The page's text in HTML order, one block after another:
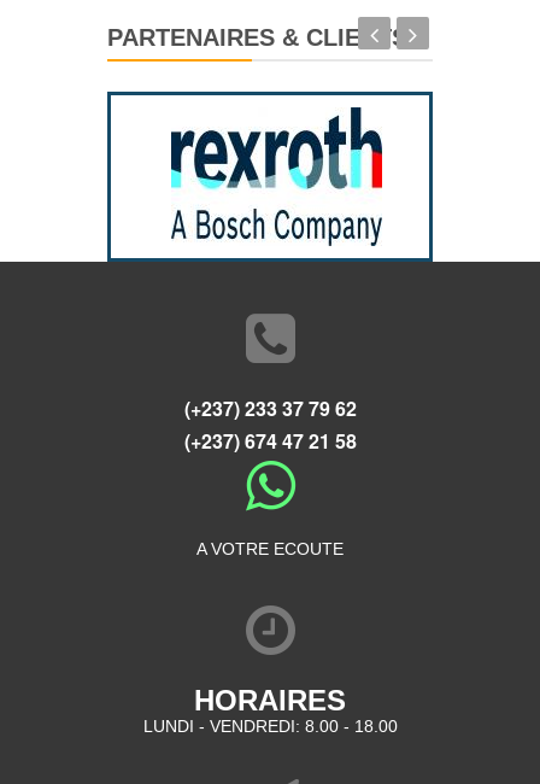
PARTENAIRES & CLIENTS
(+237) 233 37 79 62
(+237) 674 47 21 58
A VOTRE ECOUTE
HORAIRES
LUNDI - VENDREDI: 8.00 - 18.00